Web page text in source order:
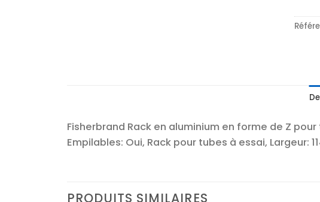
Fisherbrand Rack en aluminium en forme de Z
Empilables: Oui, Rack pour tubes à essai, Largeur:
PRODUITS SIMILAIRES